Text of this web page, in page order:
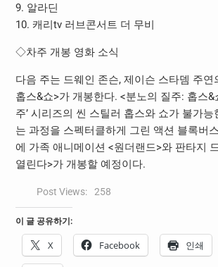
9. 알라딘
10. 캐리tv 러브콘서트 더 무비
◇차주 개봉 영화 소식
다음 주는 드웨인 존슨, 제이슨 스타뎀 주연
홉스&쇼>가 개봉한다. <분노의 질주: 홉스&
주’ 시리즈의 씬 스틸러 홉스와 쇼가 불가
는 과정을 스펙터클하게 그린 액션 블록버
에 가족 애니메이션 <원더랜드>와 판타지
열린다>가 개봉할 예정이다.
Post Views: 258
이 글 공유하기:
X Facebook 인쇄